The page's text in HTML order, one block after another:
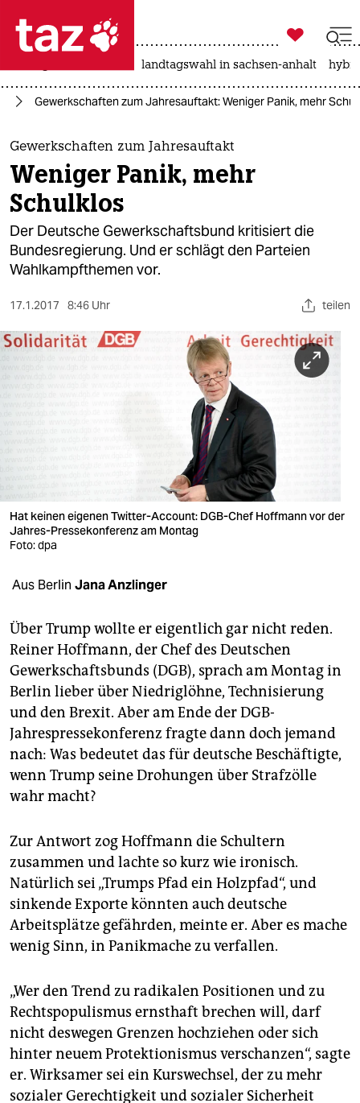
 taz zahl ich
taz zahl ich
themen
politik
öko
gesellschaft
sport
verlag
veranstaltungen
unterstützen
abo
genossenschaft
epaper login

taz zahl ich
landtagswahl in sachsen-anhalt
Gewerkschaften zum Jahresauftakt: Weniger Panik, mehr
Gewerkschaften zum Jahresauftakt
Weniger Panik, mehr
Schulklos
Der Deutsche Gewerkschaftsbund kritisiert die
Bundesregierung. Und er schlägt den Parteien
Wahlkampfthemen vor.
17.1.2017 8:46 Uhr teilen
Hat keinen eigenen Twitter-Account: DGB-Chef Hoffmann vor der
Jahres-Pressekonferenz am Montag
Foto: dpa
Aus Berlin Jana Anzlinger
Über Trump wollte er eigentlich gar nicht reden.
Reiner Hoffmann, der Chef des Deutschen
Gewerkschaftsbunds (DGB), sprach am Montag in
Berlin lieber über Niedriglöhne, Technisierung
und den Brexit. Aber am Ende der DGB-
Jahrespressekonferenz fragte dann doch jemand
nach: Was bedeutet das für deutsche Beschäftigte,
wenn Trump seine Drohungen über Strafzölle
wahr macht?
Zur Antwort zog Hoffmann die Schultern
zusammen und lachte so kurz wie ironisch.
Natürlich sei „Trumps Pfad ein Holzpfad“, und
sinkende Exporte könnten auch deutsche
Arbeitsplätze gefährden, meinte er. Aber es mache
wenig Sinn, in Panikmache zu verfallen.
„Wer den Trend zu radikalen Positionen und zu
Rechtspopulismus ernsthaft brechen will, darf
nicht deswegen Grenzen hochziehen oder sich
hinter neuem Protektionismus verschanzen“, sagte
er. Wirksamer sei ein Kurswechsel, der zu mehr
sozialer Gerechtigkeit und sozialer Sicherheit